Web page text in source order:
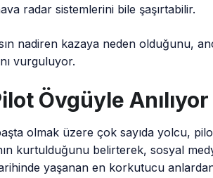
radar sistemlerini bile şaşırtabilir.
nadiren kazaya neden olduğunu,
vurguluyor.
Övgüyle Anılıyor
olmak üzere çok sayıda yolcu,
kurtulduğunu belirterek, sosyal
yaşanan en korkutucu